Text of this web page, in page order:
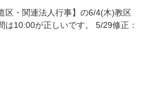
区・関連法人行事】の6/4(木)教区
は10:00が正しいです。 5/29修正：